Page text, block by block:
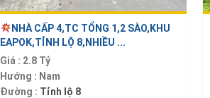
NHÀ CẤP 4,TC TỔNG 1,2 SÀO,KHU
EAPOK,TỈNH LỘ 8,NHIỀU ...
Giá : 2.8 Tỷ
Hướng : Nam
Đường : Tỉnh lộ 8